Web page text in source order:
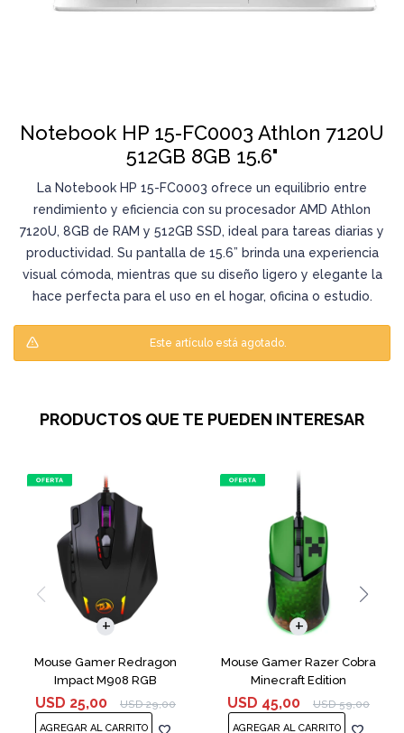
Notebook HP 15-FC0003 Athlon 7120U
512GB 8GB 15.6"
La Notebook HP 15-FC0003 ofrece un equilibrio entre
rendimiento y eficiencia con su procesador AMD Athlon
7120U, 8GB de RAM y 512GB SSD, ideal para tareas diarias y
productividad. Su pantalla de 15.6” brinda una experiencia
visual cómoda, mientras que su diseño ligero y elegante la
hace perfecta para el uso en el hogar, oficina o estudio.
Este artículo está agotado.
PRODUCTOS QUE TE PUEDEN INTERESAR
Mouse Gamer Redragon
Impact M908 RGB
USD 25,00 USD 29,00
Mouse Gamer Razer Cobra
Minecraft Edition
USD 45,00 USD 59,00